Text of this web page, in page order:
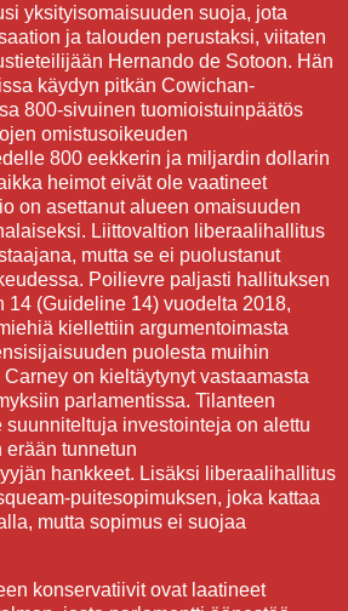
yksityisomaisuuden suoja, jota
ja talouden perustaksi, viitaten
Hernando de Sotoon. Hän
käydyn pitkän Cowichan-
800-sivuinen tuomioistuinpäätös
omistusoikeuden
800 eekkerin ja miljardin dollarin
heimot eivät ole vaatineet
on asettanut alueen omaisuuden
Liittovaltion liberaalihallitus
mutta se ei puolustanut
Poilievre paljasti hallituksen
14 (Guideline 14) vuodelta 2018,
kiellettiin argumentoimasta
puolesta muihin
on kieltäytynyt vastaamasta
parlamentissa. Tilanteen
investointeja on alettu
erään tunnetun
hankkeet. Lisäksi liberaalihallitus
puitesopimuksen, joka kattaa
mutta sopimus ei suojaa
konservatiivit ovat laatineet